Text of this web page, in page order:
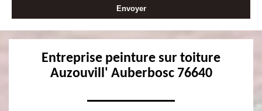
Entreprise peinture sur toiture
Auzouvill' Auberbosc 76640